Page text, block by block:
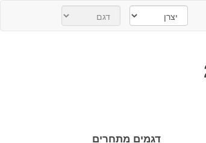
דגמים מתחרים